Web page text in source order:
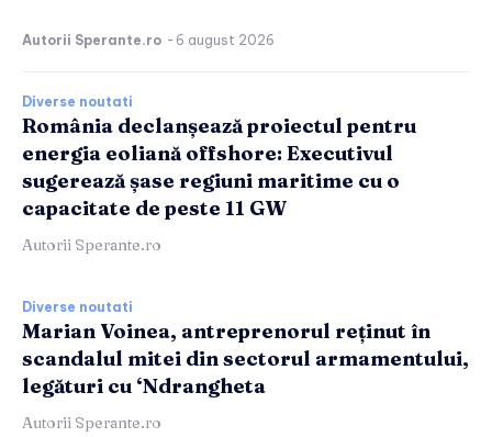
Autorii Sperante.ro - 6 august 2026
Diverse noutati
România declanșează proiectul pentru
energia eoliană offshore: Executivul
sugerează șase regiuni maritime cu o
capacitate de peste 11 GW
Autorii Sperante.ro
Diverse noutati
Marian Voinea, antreprenorul reținut în
scandalul mitei din sectorul armamentului,
legături cu ‘Ndrangheta
Autorii Sperante.ro